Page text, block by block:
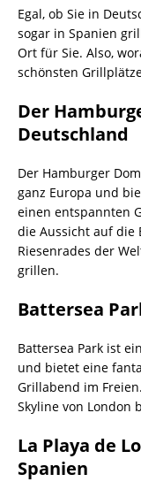
Egal, ob Sie in
sogar in Spanien
Ort für Sie. Also,
schönsten
Der
Deutschland
Der Hamburger
ganz Europa und
einen entspannten
die Aussicht auf die
Riesenrades der
grillen.
Battersea
Battersea Park ist
und bietet eine
Grillabend im
Skyline von London
La Playa de
Spanien